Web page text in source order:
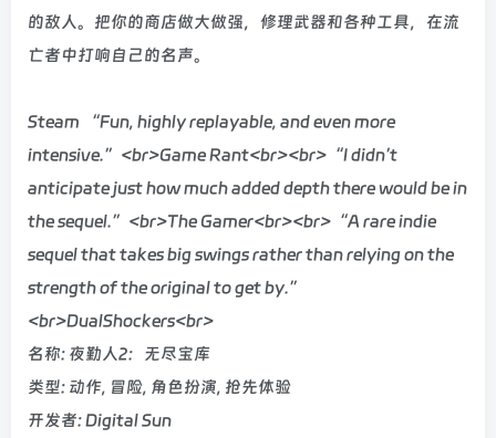
的敌人。把你的商店做大做强，修理武器和各种工具，在流
亡者中打响自己的名声。
Steam “Fun, highly replayable, and even more
intensive.”<br>Game Rant<br><br>“I didn’t
anticipate just how much added depth there would be in
the sequel.”<br>The Gamer<br><br>“A rare indie
sequel that takes big swings rather than relying on the
strength of the original to get by.”
<br>DualShockers<br>
名称: 夜勤人2：无尽宝库
类型: 动作, 冒险, 角色扮演, 抢先体验
开发者: Digital Sun